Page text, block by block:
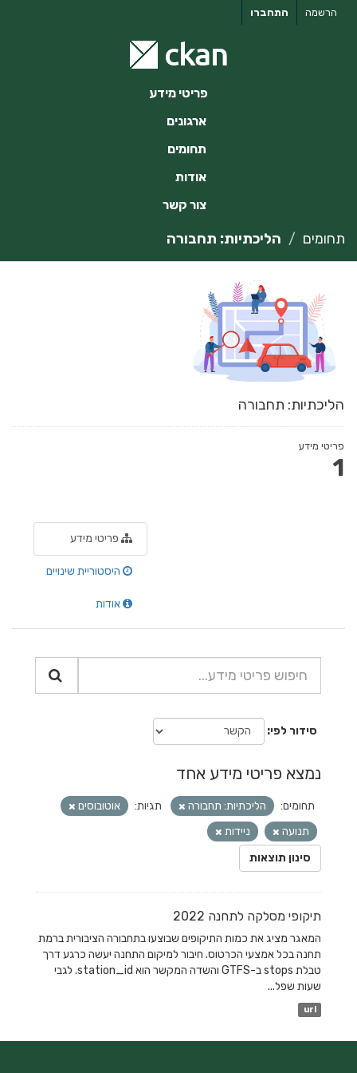
התחברו הרשמה
פריטי מידע
ארגונים
תחומים
אודות
צור קשר
תחומים הליכתיות: תחבורה
הליכתיות: תחבורה
פריטי מידע
1
פריטי מידע
היסטוריית שינויים
אודות
סידור לפי
נמצא פריטי מידע אחד
תחומים: הליכתיות: תחבורה תגיות:
אוטובוסים
תנועה
ניידות
סינון תוצאות
תיקופי מסלקה לתחנה 2022
המאגר מציג את כמות התיקופים שבוצעו בתחבורה הציבורית ברמת
תחנה בכל אמצעי הכרטוס. חיבור למיקום התחנה יעשה כרגע דרך
טבלת stops ב-GTFS והשדה המקשר הוא station_id. לגבי
שעות שפל...
url